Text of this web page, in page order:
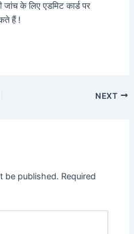
के लिए एडमिट कार्ड पर
हैं !
NEXT
be published. Required